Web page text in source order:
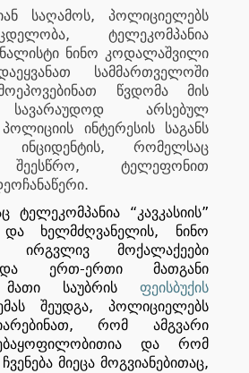
საღამოს, პოლიციელებს
, ტელეკომპანია
ნინო კოდალაშვილი
სამმართველოში
წვდომა
მის
სავარაუდოდ
არსებულ
პოლიციის ინტერესის
საგანს
ინციდენტის, რომელსაც
შეესწრო, ტელეფონით
.
ტელეკომპანია “კავკასიის”
და ხელმძღვანელის,
ნინო
ირგვლივ
მოქალაქეები
და ერთ-ერთი
მათგანი
მათი საუბრის
ფეისბუქის
შეუდგა,
პოლიციელებს
, რომ
ამგვარი
და
რომ
ჩვენება მიეცა მოგვიანებითაც,